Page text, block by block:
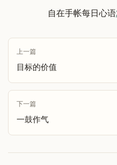
自在手帐每日心语
上一篇
目标的价值
下一篇
一鼓作气